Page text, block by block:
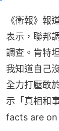
《衛報》報
表示，聯邦
調查。肯特
我知道自己
全力打壓敢
示「真相和
facts are on